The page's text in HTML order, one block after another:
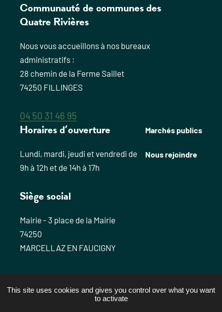
Communauté de communes des
Quatre Rivières
Nous vous accueillons à nos bureaux
administratifs :
28 chemin de la Ferme Saillet
74250 FILLINGES
04 50 31 46 95
Horaires d’ouverture
Lundi, mardi, jeudi et vendredi de
9h à 12h et de 14h à 17h
Siège social
Mairie - 3 place de la Mairie
74250
MARCELLAZ EN FAUCIGNY
Marchés publics
Nous rejoindre
Plan du site
This site uses cookies and gives you control over what you want
to activate